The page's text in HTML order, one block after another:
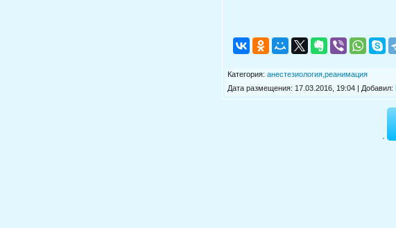
Категория: анестезиология,реанимация
Дата размещения: 17.03.2016, 19:04 | Добавил:
·